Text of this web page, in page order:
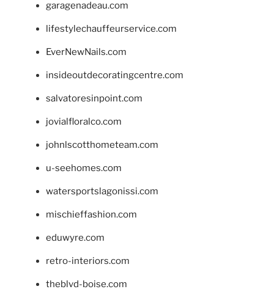
garagenadeau.com
lifestylechauffeurservice.com
EverNewNails.com
insideoutdecoratingcentre.com
salvatoresinpoint.com
jovialfloralco.com
johnlscotthometeam.com
u-seehomes.com
watersportslagonissi.com
mischieffashion.com
eduwyre.com
retro-interiors.com
theblvd-boise.com